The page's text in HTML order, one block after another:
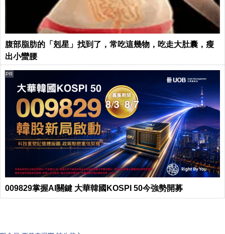
腹部脂肪的「剋星」找到了，常吃這幾物，吃走大肚囊，瘦
出小蠻腰
009829掌握AI關鍵 大華韓國KOSPI 50今強勢開募
PR